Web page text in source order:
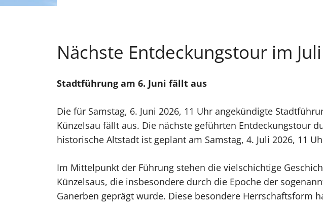
Nächste Entdeckungstour im Juli
Stadtführung am 6. Juni fällt aus
Die für Samstag, 6. Juni 2026, 11 Uhr angekündigte
Künzelsau fällt aus. Die nächste geführten Entdeckungstour
historische Altstadt ist geplant am Samstag, 4. Juli 2026, 11
Im Mittelpunkt der Führung stehen die vielschichtige
Künzelsaus, die insbesondere durch die Epoche der
Ganerben geprägt wurde. Diese besondere Herrschaftsform